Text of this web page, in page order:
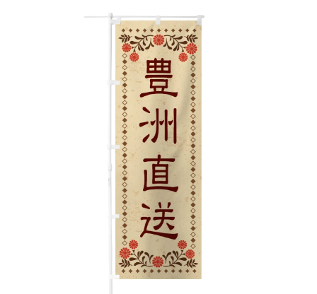
個数 単価
合計金額
カートに入れる
で解像度200dp以上必要です）当社の取り扱
いの規格サイズにつきましてはデザインテン
プレートの用意がありますので、ご購入後マ
イページの「購入履歴」よりダウンロードし
てご利用くださいませ。
お客様自身でオリジナルのサイズで製作する
場合につきましてはご希望の仕上がりサイズ
に対して四辺（すべての辺をプラス10ｍｍ）
したサイズで製作ください。（重要な情報な
どについては仕上がりサイズから四辺内側に
20ｍｍ程度内側の範囲内でデザイン校正して
当社の既製デザインを利用してのぼり旗を
製作したい場合
分だけののぼり旗をつくりたい！などのデザ
イン改造や既製デザインに自分たちの団体の
名前入れや会社のロゴなどを挿入するなどの
相談もお請けしております。
当社の既製のぼり旗に対してお客様の任意の
テキストや企業情報・お店情報などを埋め込
むことができます。ご購入時にご希望の店舗
名などをご記載ください。専任のデザイナー
がバッチリデザインします。書体などのご指
定がなければ、のぼりのイメージに最適のフ
ォントを使用します。基本的にのぼりの下部
もしかしたら左側と上についているよりも右
側と上についていた方が良いと思うかもしれ
風向きを考えながらチチの向きを決めてから
デザインをするとどの方向でデザインをする
と良いかひらめくかもしれません。デザイン
の方向性につきましてはお客様の好みもあり
ますので、見られる方（お客様）ができる限
り反転したデザインをみるよりも正像でみら
れるデザインを提供したいかと思いますので
その辺を参考にするとよいかもしれません。
など）のでサイズの指定につきましてはｍｍ単
位は不可となります。最終的なサイズも多少の
ズレ5ｍｍ程度は起きる可能性があります。
など）のでサイズの指定につきましてはｍｍ単
位は不可となります。最終的なサイズも多少の
ズレ5ｍｍ程度は起きる可能性があります。
棒袋縫い加工
生地のふちを大きく棒袋状に縫いこみポール
を通す筒をつくります。ポール自体を包み込
むため、耐久性があがり、デザインがより目
カーブ形状の特殊なのぼり旗にも適合する加
工方法となります。
ハトメ（鳩目）とは、革や布などに開けた穴
を補強するために取り付けるリングです。壁
側にロープなどで固定して、突風で倒れること
も風向きによってずっと裏向きになってしまう
棒袋縫い加工
生地のふちを大きく棒袋状に縫いこみポール
を通す筒をつくります。ポール自体を包み込
むため、耐久性があがり、デザインがより目
カーブ形状の特殊なのぼり旗にも適合する加
工方法となります。
ハトメ（鳩目）とは、革や布などに開けた穴
を補強するために取り付けるリングです。壁
側にロープなどで固定して、突風で倒れること
も風向きによってずっと裏向きになってしまう
い糸を走らせて補強します。加工をすることで
のぼり旗の１辺～４辺は折り返し加工されま
すのでその部分のホツレや裂けてしまうこと
を防止する効果があります。
棒袋縫いの場合、補強が無償で付いてきます。
側辺補強縫製
［ +38円 ］
L字補強縫製
［ +38円 ］
ポンジ（一般）
一般的なのぼり旗の生地はポンジといわれる
厚みが約0.14ｍｍのとても薄い生地を使用し
のぼり旗製作で一番良く使用される生地で
す。生地の厚みが薄く、裏側にインクが浸透
しやすい生地です。